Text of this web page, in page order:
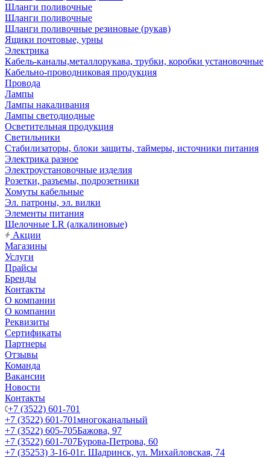
Шланги поливочные
Шланги поливочные
Шланги поливочные резиновые (рукав)
Ящики почтовые, урны
Электрика
Кабель-каналы,металлорукава, трубки, коробки установочные
Кабельно-проводниковая продукция
Провода
Лампы
Лампы накаливания
Лампы светодиодные
Осветительная продукция
Светильники
Стабилизаторы, блоки защиты, таймеры, источники питания
Электрика разное
Электроустановочные изделия
Розетки, разъемы, подрозетники
Хомуты кабельные
Эл. патроны, эл. вилки
Элементы питания
Щелочные LR (алкалиновые)
Акции
Магазины
Услуги
Прайсы
Бренды
Контакты
О компании
О компании
Реквизиты
Сертификаты
Партнеры
Отзывы
Команда
Вакансии
Новости
Контакты
+7 (3522) 601-701
+7 (3522) 601-701многоканальный
+7 (3522) 605-705Бажова, 97
+7 (3522) 601-707Бурова-Петрова, 60
+7 (35253) 3-16-01г. Шадринск, ул. Михайловская, 74